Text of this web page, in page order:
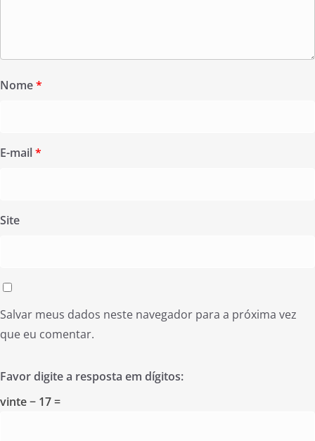
Nome*
E-mail*
Site
Salvar meus dados neste navegador para a próxima vez
que eu comentar.
Favor digite a resposta em dígitos:
vinte − 17 =